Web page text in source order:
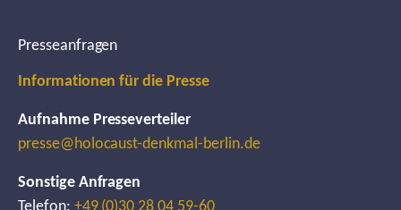
Presseanfragen
Informationen für die Presse
Aufnahme Presseverteiler
presse@holocaust-denkmal-berlin.de
Sonstige Anfragen